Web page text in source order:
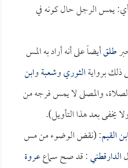
يمس الرجل حال كونه في
طلقأيضاً على أنه أراد به المس
ذلك بروايةالثوريوشعبةوابن
والمصلى لا يمس فرجه من
يخفى بعد هذا التأويل).
ابن القيم: (نقض الوضوء من مس
الدارقطني: قد صح سماععروة